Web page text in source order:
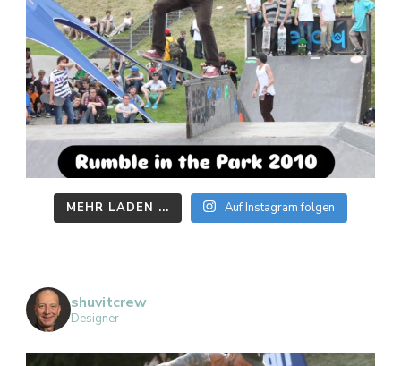
MEHR LADEN ... Auf Instagram folgen
shuvitcrew
Designer